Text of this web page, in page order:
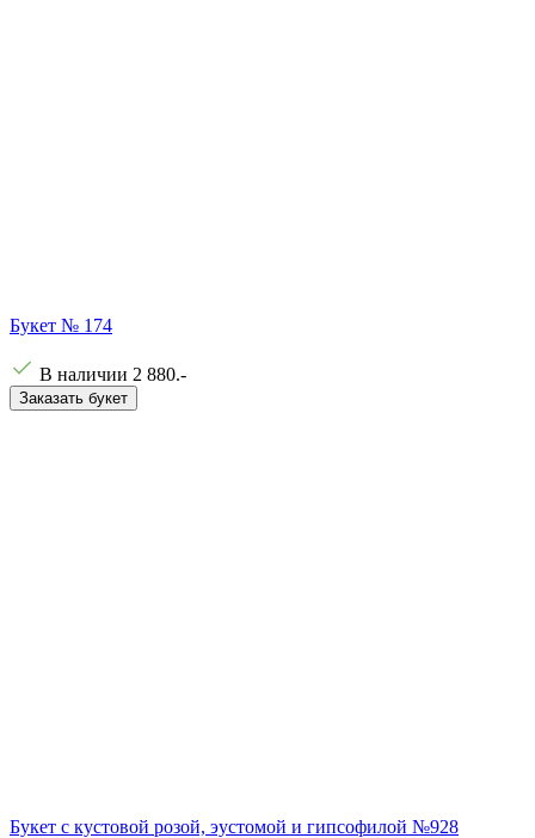
Букет № 174
В наличии 2 880.-
Заказать букет
Букет с кустовой розой, эустомой и гипсофилой №928